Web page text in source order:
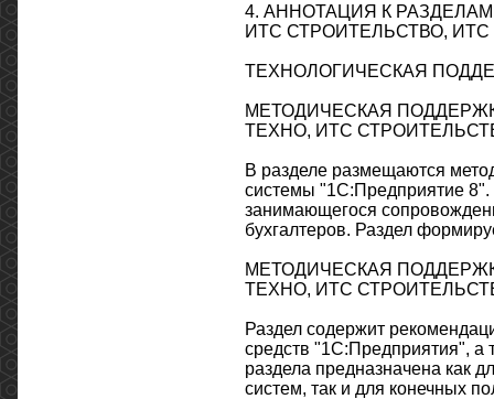
4. АННОТАЦИЯ К
ИТС СТРОИТЕЛЬСТВО,
ТЕХНОЛОГИЧЕСКАЯ
МЕТОДИЧЕСКАЯ
ТЕХНО, ИТС
В разделе размещаются
системы "1С:Предприятие 8".
занимающегося
бухгалтеров. Раздел
МЕТОДИЧЕСКАЯ
ТЕХНО, ИТС
Раздел содержит
средств "1С:Предприятия", а
раздела предназначена как
систем, так и для конечных